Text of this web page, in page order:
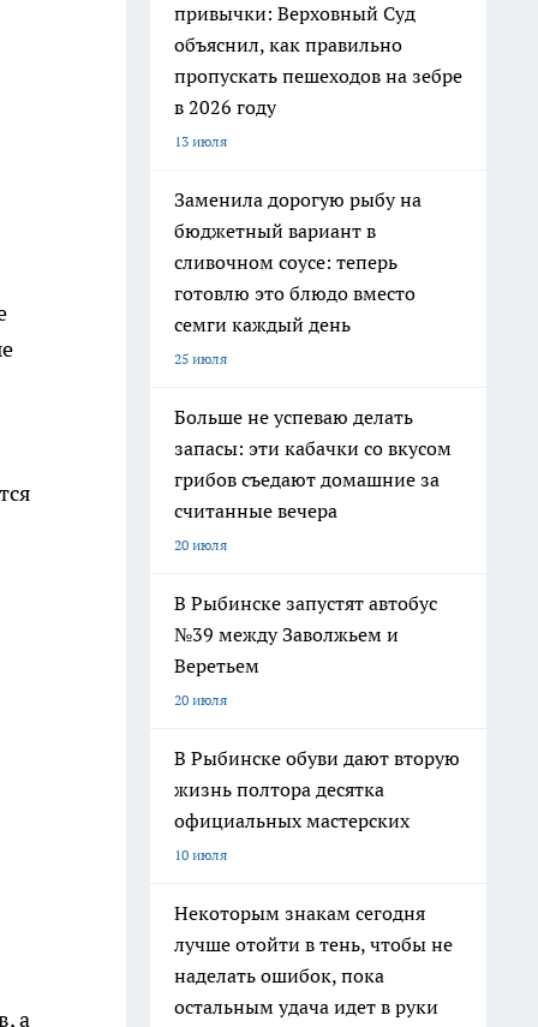
а
привычки: Верховный Суд
объяснил, как правильно
пропускать пешеходов на зебре
в 2026 году
13 июля
Заменила дорогую рыбу на
бюджетный вариант в
сливочном соусе: теперь
готовлю это блюдо вместо
семги каждый день
25 июля
Больше не успеваю делать
запасы: эти кабачки со вкусом
грибов съедают домашние за
считанные вечера
20 июля
В Рыбинске запустят автобус
№39 между Заволжьем и
Веретьем
20 июля
В Рыбинске обуви дают вторую
жизнь полтора десятка
официальных мастерских
10 июля
Некоторым знакам сегодня
лучше отойти в тень, чтобы не
наделать ошибок, пока
остальным удача идет в руки